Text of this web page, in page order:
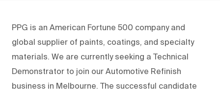
PPG is an American Fortune 500 company and
global supplier of paints, coatings, and specialty
materials. We are currently seeking a Technical
Demonstrator to join our Automotive Refinish
business in Melbourne. The successful candidate